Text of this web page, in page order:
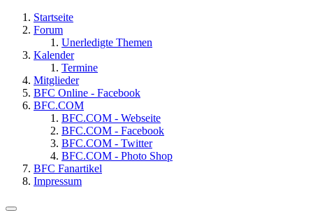
Startseite
Forum
Unerledigte Themen
Kalender
Termine
Mitglieder
BFC Online - Facebook
BFC.COM
BFC.COM - Webseite
BFC.COM - Facebook
BFC.COM - Twitter
BFC.COM - Photo Shop
BFC Fanartikel
Impressum